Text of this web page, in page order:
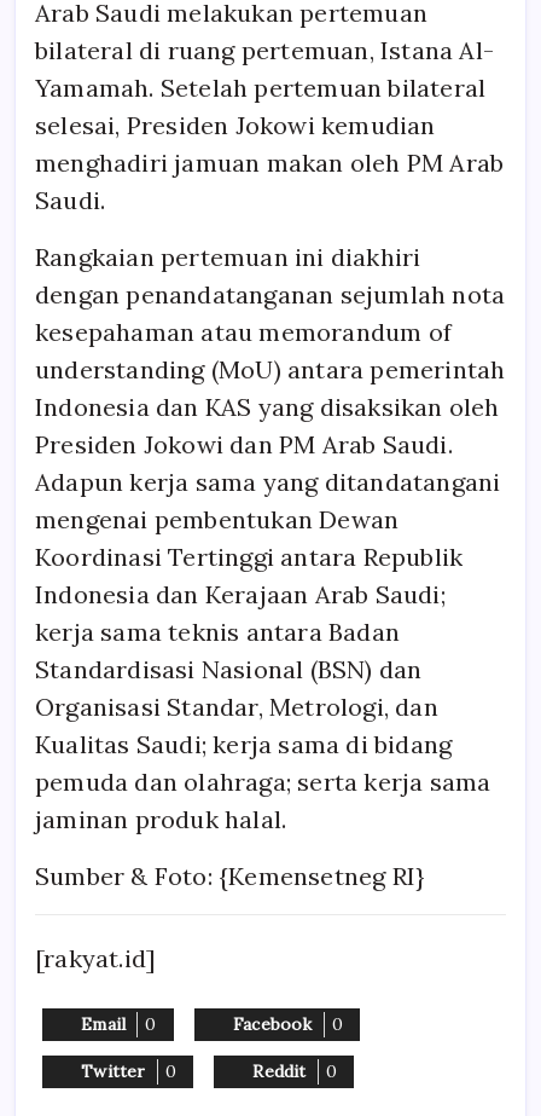
Arab Saudi melakukan pertemuan
bilateral di ruang pertemuan, Istana Al-
Yamamah. Setelah pertemuan bilateral
selesai, Presiden Jokowi kemudian
menghadiri jamuan makan oleh PM Arab
Saudi.
Rangkaian pertemuan ini diakhiri
dengan penandatanganan sejumlah nota
kesepahaman atau memorandum of
understanding (MoU) antara pemerintah
Indonesia dan KAS yang disaksikan oleh
Presiden Jokowi dan PM Arab Saudi.
Adapun kerja sama yang ditandatangani
mengenai pembentukan Dewan
Koordinasi Tertinggi antara Republik
Indonesia dan Kerajaan Arab Saudi;
kerja sama teknis antara Badan
Standardisasi Nasional (BSN) dan
Organisasi Standar, Metrologi, dan
Kualitas Saudi; kerja sama di bidang
pemuda dan olahraga; serta kerja sama
jaminan produk halal.
Sumber & Foto: {Kemensetneg RI}
[rakyat.id]
Email 0 Facebook 0
Twitter 0 Reddit 0